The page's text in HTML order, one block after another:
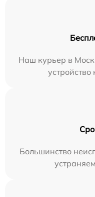
Наш курьер в
Большинство